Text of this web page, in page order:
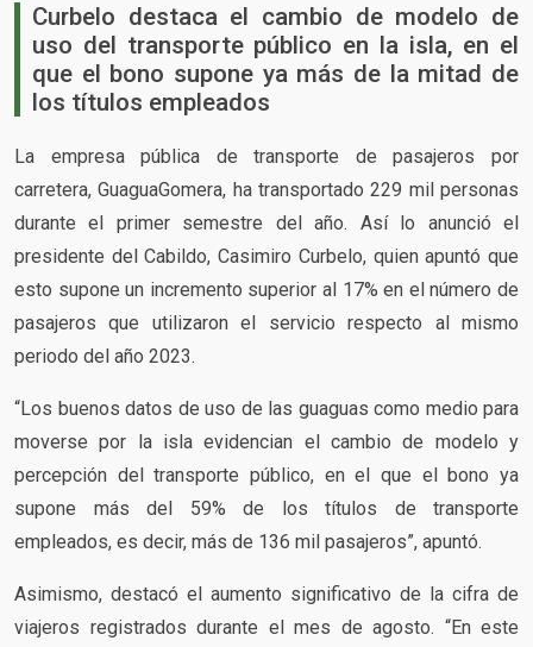
Curbelo destaca el cambio de modelo de
uso del transporte público en la isla, en el
que el bono supone ya más de la mitad de
los títulos empleados
La empresa pública de transporte de pasajeros por
carretera, GuaguaGomera, ha transportado 229 mil personas
durante el primer semestre del año. Así lo anunció el
presidente del Cabildo, Casimiro Curbelo, quien apuntó que
esto supone un incremento superior al 17% en el número de
pasajeros que utilizaron el servicio respecto al mismo
periodo del año 2023.
“Los buenos datos de uso de las guaguas como medio para
moverse por la isla evidencian el cambio de modelo y
percepción del transporte público, en el que el bono ya
supone más del 59% de los títulos de transporte
empleados, es decir, más de 136 mil pasajeros”, apuntó.
Asimismo, destacó el aumento significativo de la cifra de
viajeros registrados durante el mes de agosto. “En este